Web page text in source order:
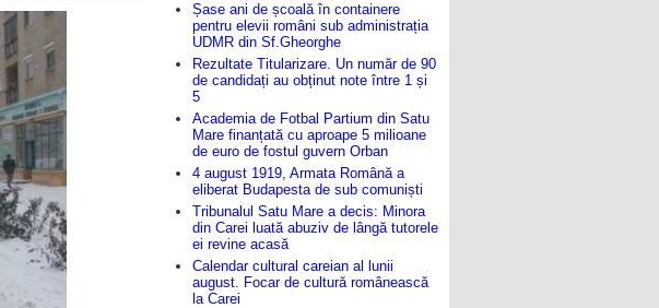
Șase ani de școală în containere
pentru elevii români sub administrația
UDMR din Sf.Gheorghe
Rezultate Titularizare. Un număr de 90
de candidați au obținut note între 1 și
5
Academia de Fotbal Partium din Satu
Mare finanțată cu aproape 5 milioane
de euro de fostul guvern Orban
4 august 1919, Armata Română a
eliberat Budapesta de sub comuniști
Tribunalul Satu Mare a decis: Minora
din Carei luată abuziv de lângă tutorele
ei revine acasă
Calendar cultural careian al lunii
august. Focar de cultură românească
la Carei